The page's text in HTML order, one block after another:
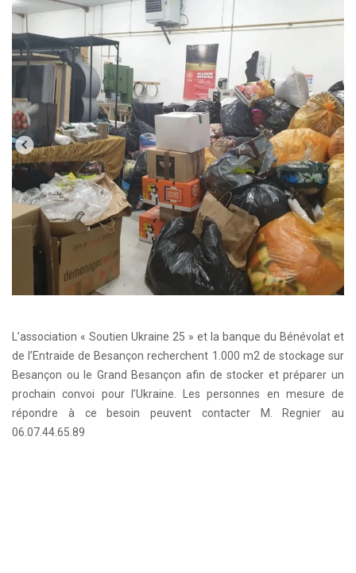
L’association « Soutien Ukraine 25 » et la banque du Bénévolat et
de l’Entraide de Besançon recherchent 1.000 m2 de stockage sur
Besançon ou le Grand Besançon afin de stocker et préparer un
prochain convoi pour l’Ukraine. Les personnes en mesure de
répondre à ce besoin peuvent contacter M. Regnier au
06.07.44.65.89